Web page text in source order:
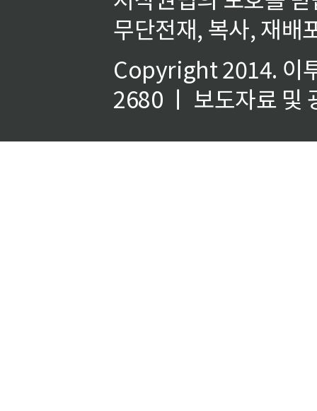
무단전재, 복사, 재배
Copyright 2014. 이
2680 ㅣ 보도자료